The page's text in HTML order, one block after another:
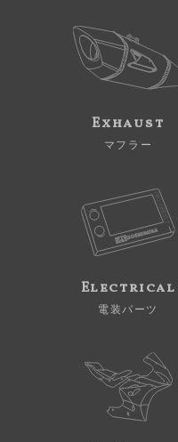
Exhaust
マフラー
Electrical
電装パーツ